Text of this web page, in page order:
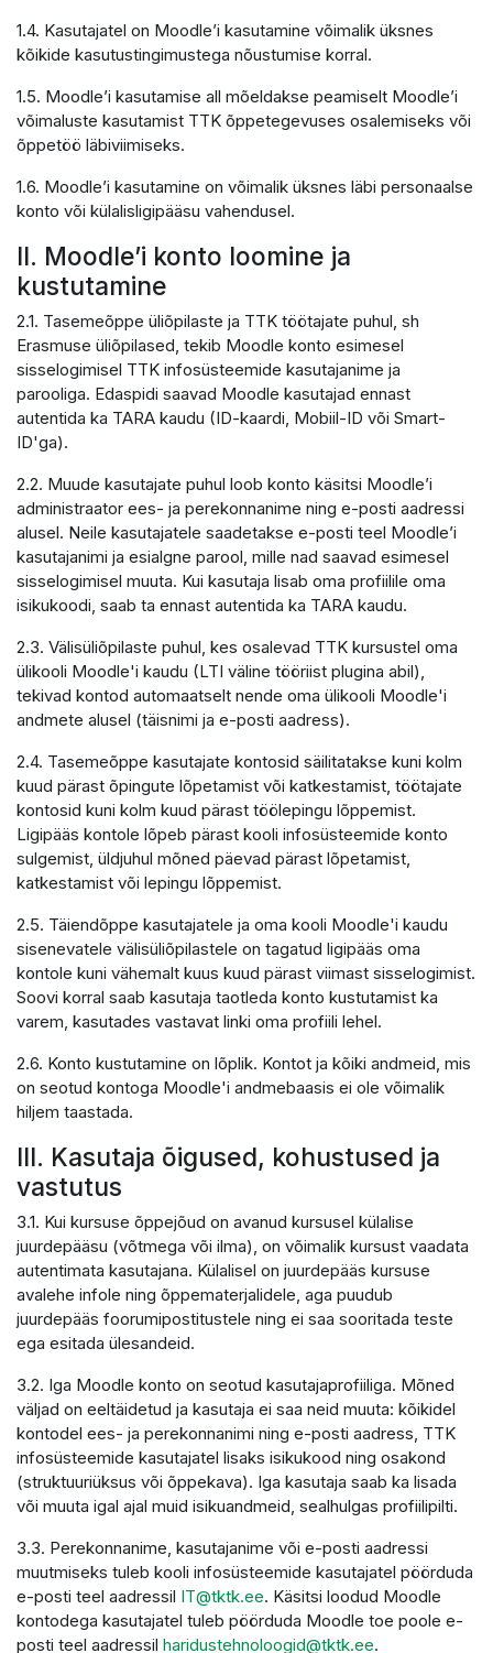
1.4. Kasutajatel on Moodle’i kasutamine võimalik üksnes
kõikide kasutustingimustega nõustumise korral.
1.5. Moodle’i kasutamise all mõeldakse peamiselt Moodle’i
võimaluste kasutamist TTK õppetegevuses osalemiseks või
õppetöö läbiviimiseks.
1.6. Moodle’i kasutamine on võimalik üksnes läbi personaalse
konto või külalisligipääsu vahendusel.
II. Moodle’i konto loomine ja
kustutamine
2.1. Tasemeõppe üliõpilaste ja TTK töötajate puhul, sh
Erasmuse üliõpilased, tekib Moodle konto esimesel
sisselogimisel TTK infosüsteemide kasutajanime ja
parooliga. Edaspidi saavad Moodle kasutajad ennast
autentida ka TARA kaudu (ID-kaardi, Mobiil-ID või Smart-
ID'ga).
2.2. Muude kasutajate puhul loob konto käsitsi Moodle’i
administraator ees- ja perekonnanime ning e-posti aadressi
alusel. Neile kasutajatele saadetakse e-posti teel Moodle’i
kasutajanimi ja esialgne parool, mille nad saavad esimesel
sisselogimisel muuta. Kui kasutaja lisab oma profiilile oma
isikukoodi, saab ta ennast autentida ka TARA kaudu.
2.3. Välisüliõpilaste puhul, kes osalevad TTK kursustel oma
ülikooli Moodle'i kaudu (LTI väline tööriist plugina abil),
tekivad kontod automaatselt nende oma ülikooli Moodle'i
andmete alusel (täisnimi ja e-posti aadress).
2.4. Tasemeõppe kasutajate kontosid säilitatakse kuni kolm
kuud pärast õpingute lõpetamist või katkestamist, töötajate
kontosid kuni kolm kuud pärast töölepingu lõppemist.
Ligipääs kontole lõpeb pärast kooli infosüsteemide konto
sulgemist, üldjuhul mõned päevad pärast lõpetamist,
katkestamist või lepingu lõppemist.
2.5. Täiendõppe kasutajatele ja oma kooli Moodle'i kaudu
sisenevatele välisüliõpilastele on tagatud ligipääs oma
kontole kuni vähemalt kuus kuud pärast viimast sisselogimist.
Soovi korral saab kasutaja taotleda konto kustutamist ka
varem, kasutades vastavat linki oma profiili lehel.
2.6. Konto kustutamine on lõplik. Kontot ja kõiki andmeid, mis
on seotud kontoga Moodle'i andmebaasis ei ole võimalik
hiljem taastada.
III. Kasutaja õigused, kohustused ja
vastutus
3.1. Kui kursuse õppejõud on avanud kursusel külalise
juurdepääsu (võtmega või ilma), on võimalik kursust vaadata
autentimata kasutajana. Külalisel on juurdepääs kursuse
avalehe infole ning õppematerjalidele, aga puudub
juurdepääs foorumipostitustele ning ei saa sooritada teste
ega esitada ülesandeid.
3.2. Iga Moodle konto on seotud kasutajaprofiiliga. Mõned
väljad on eeltäidetud ja kasutaja ei saa neid muuta: kõikidel
kontodel ees- ja perekonnanimi ning e-posti aadress, TTK
infosüsteemide kasutajatel lisaks isikukood ning osakond
(struktuuriüksus või õppekava). Iga kasutaja saab ka lisada
või muuta igal ajal muid isikuandmeid, sealhulgas profiilipilti.
3.3. Perekonnanime, kasutajanime või e-posti aadressi
muutmiseks tuleb kooli infosüsteemide kasutajatel pöörduda
e-posti teel aadressil IT@tktk.ee. Käsitsi loodud Moodle
kontodega kasutajatel tuleb pöörduda Moodle toe poole e-
posti teel aadressil haridustehnoloogid@tktk.ee.